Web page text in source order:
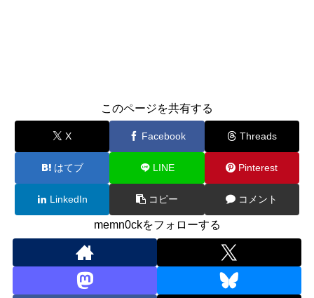
このページを共有する
X Facebook Threads
はてブ LINE Pinterest
LinkedIn コピー コメント
memn0ckをフォローする